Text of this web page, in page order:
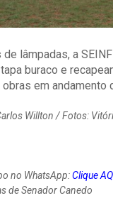
lâmpadas, a
buraco e
em andamento
Willton / Fotos:
no WhatsApp:Clique
de Senador Canedo